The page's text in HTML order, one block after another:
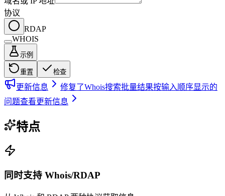
协议
RDAP
WHOIS
示例
重置 检查
更新信息
修复了Whois搜索批量结果按输入顺序显示的
问题查看更新信息
特点
同时支持 Whois/RDAP